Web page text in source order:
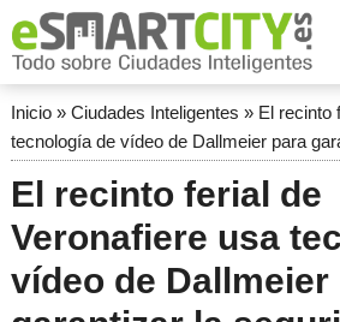
Inicio» Ciudades Inteligentes » El recinto
tecnología de vídeo de Dallmeier para
El recinto ferial de
Veronafiere usa
vídeo de Dallmeier